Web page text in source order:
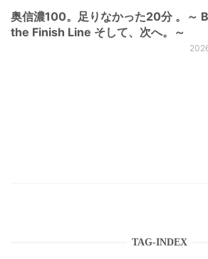
奥信濃100。足りなかった20分 。～
the Finish Line そして、次へ。～
TAG-INDEX